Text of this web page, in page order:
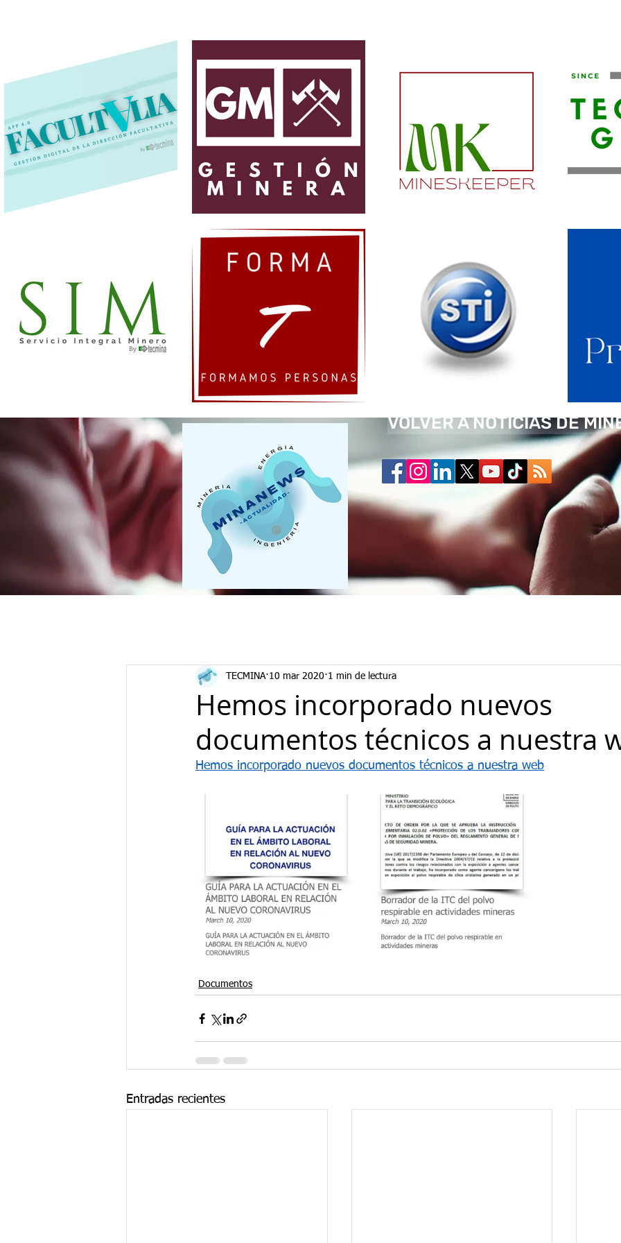
VOLVER A NOTICIAS DE
Hemos incorporado nuevos
documentos técnicos a nuestra
TECMINA 10 mar 2020 1 min de lectura
Hemos incorporado nuevos documentos técnicos a nuestra web
Documentos
Entradas recientes